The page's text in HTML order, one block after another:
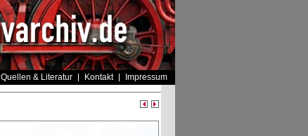
Quellen & Literatur Kontakt Impressum